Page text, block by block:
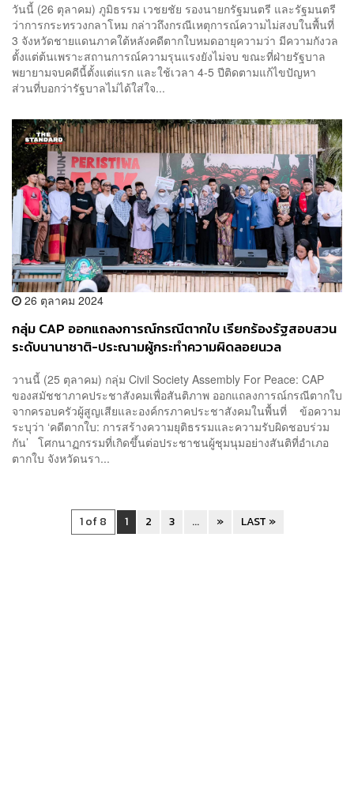
วันนี้ (26 ตุลาคม) ภูมิธรรม เวชยชัย รองนายกรัฐมนตรี และรัฐมนตรี
ว่าการกระทรวงกลาโหม กล่าวถึงกรณีเหตุการณ์ความไม่สงบในพื้นที่
3 จังหวัดชายแดนภาคใต้หลังคดีตากใบหมดอายุความว่า มีความกังวล
ตั้งแต่ต้นเพราะสถานการณ์ความรุนแรงยังไม่จบ ขณะที่ฝ่ายรัฐบาล
พยายามจบคดีนี้ตั้งแต่แรก และใช้เวลา 4-5 ปีติดตามแก้ไขปัญหา
ส่วนที่บอกว่ารัฐบาลไม่ได้ใส่ใจ...
26 ตุลาคม 2024
กลุ่ม CAP ออกแถลงการณ์กรณีตากใบ เรียกร้องรัฐสอบสวน
ระดับนานาชาติ-ประณามผู้กระทำความผิดลอยนวล
วานนี้ (25 ตุลาคม) กลุ่ม Civil Society Assembly For Peace: CAP
ของสมัชชาภาคประชาสังคมเพื่อสันติภาพ ออกแถลงการณ์กรณีตากใบ
จากครอบครัวผู้สูญเสียและองค์กรภาคประชาสังคมในพื้นที่ ข้อความ
ระบุว่า ‘คดีตากใบ: การสร้างความยุติธรรมและความรับผิดชอบร่วม
กัน’ โศกนาฏกรรมที่เกิดขึ้นต่อประชาชนผู้ชุมนุมอย่างสันติที่อำเภอ
ตากใบ จังหวัดนรา...
1 of 8 1 2 3 ... » LAST »